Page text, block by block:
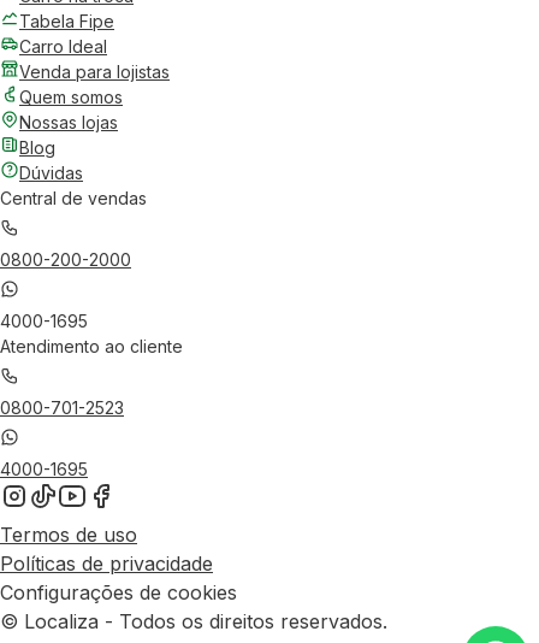
Tabela Fipe
Carro Ideal
Venda para lojistas
Quem somos
Nossas lojas
Blog
Dúvidas
Central de vendas
0800-200-2000
4000-1695
Atendimento ao cliente
0800-701-2523
4000-1695
Termos de uso
Políticas de privacidade
Configurações de cookies
© Localiza - Todos os direitos reservados.